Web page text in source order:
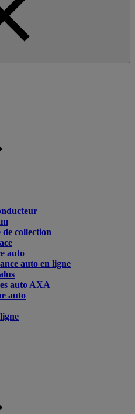
de collection
auto
auto en ligne
auto AXA
auto